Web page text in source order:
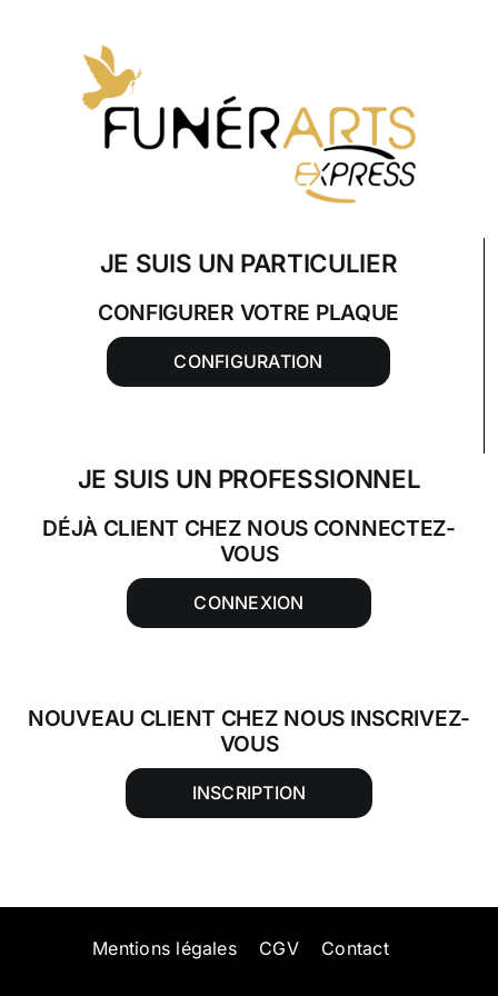
JE SUIS UN PARTICULIER
CONFIGURER VOTRE PLAQUE
CONFIGURATION
JE SUIS UN PROFESSIONNEL
DÉJÀ CLIENT CHEZ NOUS CONNECTEZ-
VOUS
CONNEXION
NOUVEAU CLIENT CHEZ NOUS INSCRIVEZ-
VOUS
INSCRIPTION
Mentions légales CGV Contact